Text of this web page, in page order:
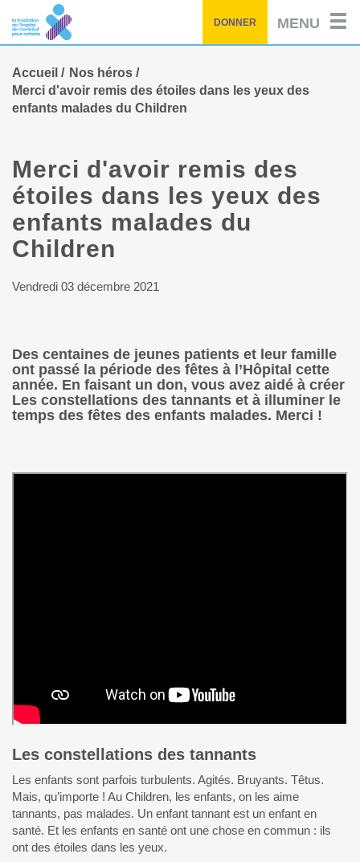
contenu
DONNER MENU
Accueil
Nos héros
Merci d'avoir remis des étoiles dans les yeux des
enfants malades du Children
Merci d'avoir remis des
étoiles dans les yeux des
enfants malades du
Children
Vendredi 03 décembre 2021
Des centaines de jeunes patients et leur famille
ont passé la période des fêtes à l’Hôpital cette
année. En faisant un don, vous avez aidé à créer
Les constellations des tannants et à illuminer le
temps des fêtes des enfants malades. Merci !
Les constellations des tannants
Les enfants sont parfois turbulents. Agités. Bruyants. Têtus.
Mais, qu’importe ! Au Children, les enfants, on les aime
tannants, pas malades. Un enfant tannant est un enfant en
santé. Et les enfants en santé ont une chose en commun : ils
ont des étoiles dans les yeux.